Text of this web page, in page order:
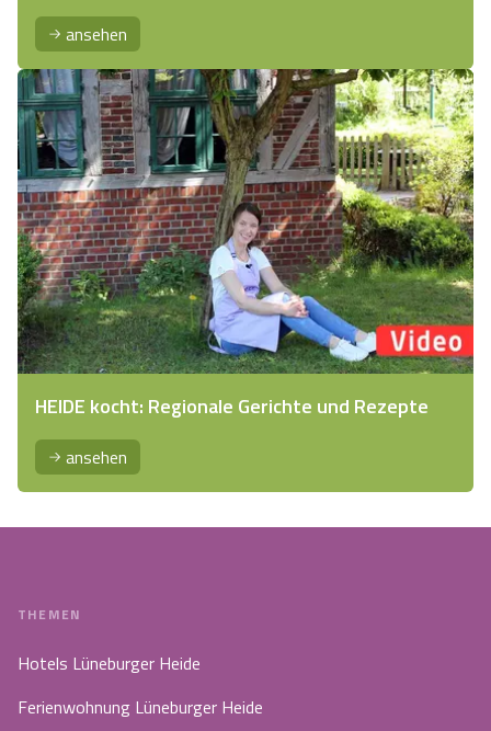
ansehen
HEIDE kocht: Regionale Gerichte und Rezepte
ansehen
THEMEN
Hotels Lüneburger Heide
Ferienwohnung Lüneburger Heide